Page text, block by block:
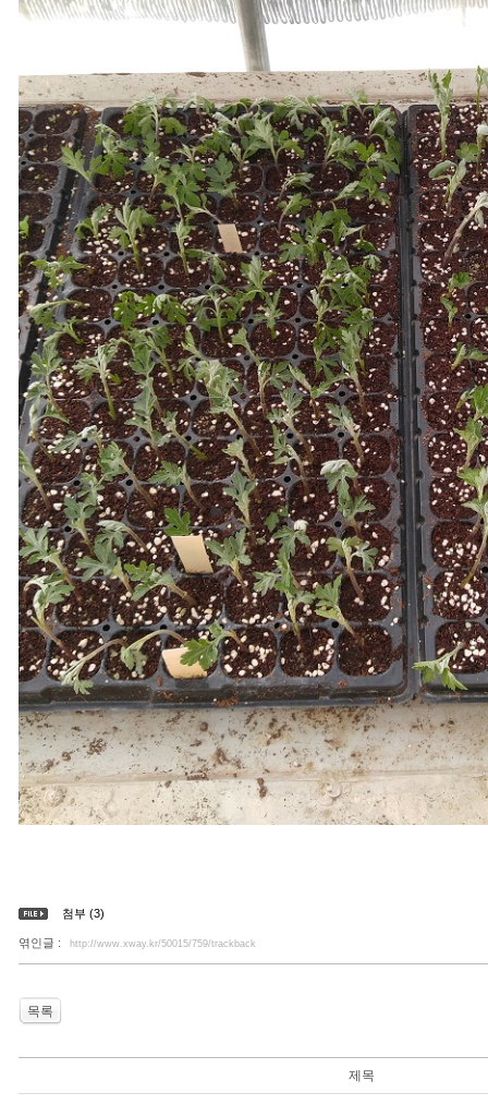
첨부 (3)
엮인글 : http://www.xway.kr/50015/759/trackback
목록
제목